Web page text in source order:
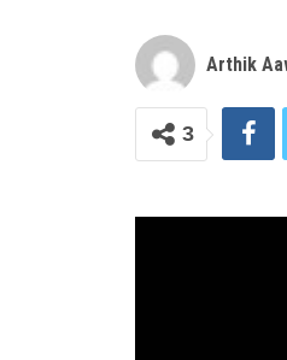
Arthik
3